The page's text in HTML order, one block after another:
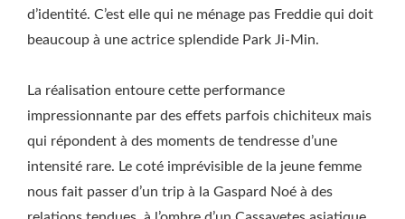
d’identité. C’est elle qui ne ménage pas Freddie qui doit
beaucoup à une actrice splendide Park Ji-Min.
La réalisation entoure cette performance
impressionnante par des effets parfois chichiteux mais
qui répondent à des moments de tendresse d’une
intensité rare. Le coté imprévisible de la jeune femme
nous fait passer d’un trip à la Gaspard Noé à des